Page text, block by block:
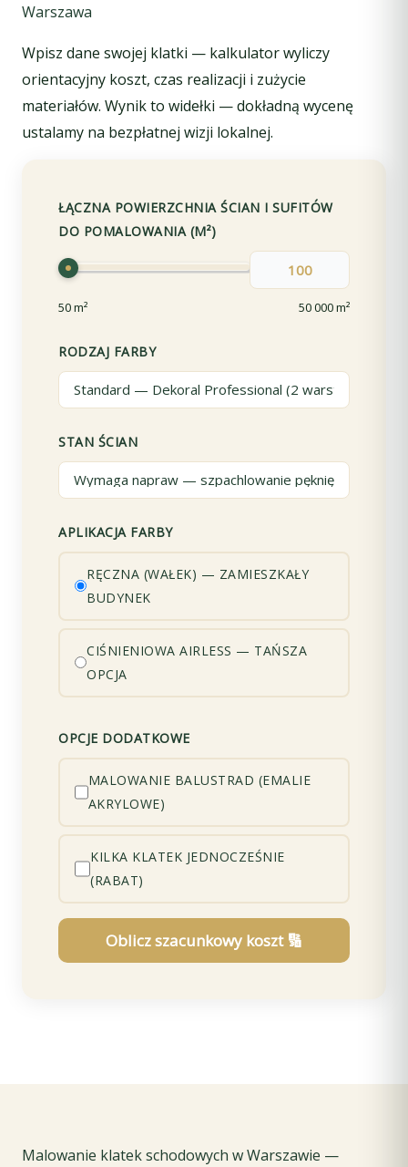
Warszawa
Wpisz dane swojej klatki — kalkulator wyliczy
orientacyjny koszt, czas realizacji i zużycie
materiałów. Wynik to widełki — dokładną wycenę
ustalamy na bezpłatnej wizji lokalnej.
ŁĄCZNA POWIERZCHNIA ŚCIAN I SUFITÓW
DO POMALOWANIA (M²)
50 m² 50 000 m²
RODZAJ FARBY
STAN ŚCIAN
APLIKACJA FARBY
RĘCZNA (WAŁEK) — ZAMIESZKAŁY
BUDYNEK
CIŚNIENIOWA AIRLESS — TAŃSZA
OPCJA
OPCJE DODATKOWE
MALOWANIE BALUSTRAD (EMALIE
AKRYLOWE)
KILKA KLATEK JEDNOCZEŚNIE
(RABAT)
Oblicz szacunkowy koszt 🔢
Malowanie klatek schodowych w Warszawie —